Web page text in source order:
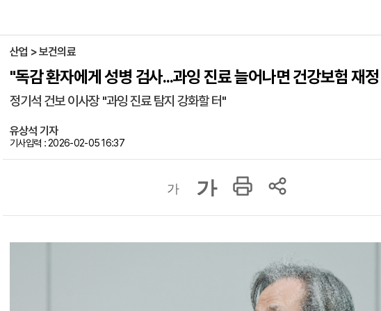
산업 > 보건의료
"독감 환자에게 성병 검사...과잉 진료 늘어나면 건강보험 재
정기석 건보 이사장 "과잉 진료 탐지 강화할 터"
유상석 기자
기사입력 : 2026-02-05 16:37
가 가